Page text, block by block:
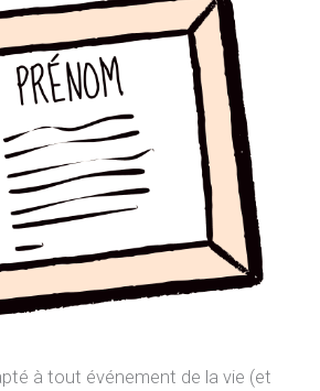
à tout événement de la vie (et